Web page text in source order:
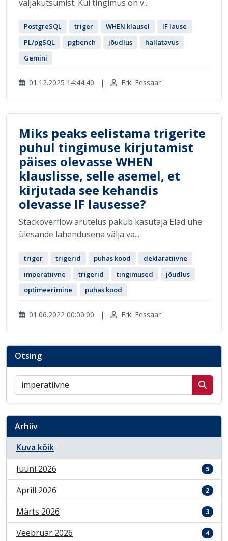
väljakutsumist. Kui tingimus on v...
PostgreSQL triger WHEN klausel
IF lause
PL/pgSQL
pgbench jõudlus
hallatavus
Gemini
01.12.2025 14:44:40 | Erki Eessaar
Miks peaks eelistama trigerite
puhul tingimuse kirjutamist
päises olevasse WHEN
klauslisse, selle asemel, et
kirjutada see kehandis
olevasse IF lausesse?
Stackoverflow arutelus pakub kasutaja Elad ühe
ülesande lahendusena välja va...
triger trigerid puhas kood
deklaratiivne
imperatiivne
trigerid tingimused
jõudlus
optimeerimine
puhas kood
01.06.2022 00:00:00 | Erki Eessaar
Otsing
Otsi postitusi
Arhiiv
Kuva kõik
Juuni 2026
5
Aprill 2026 2
Märts 2026 3
Veebruar 2026 4